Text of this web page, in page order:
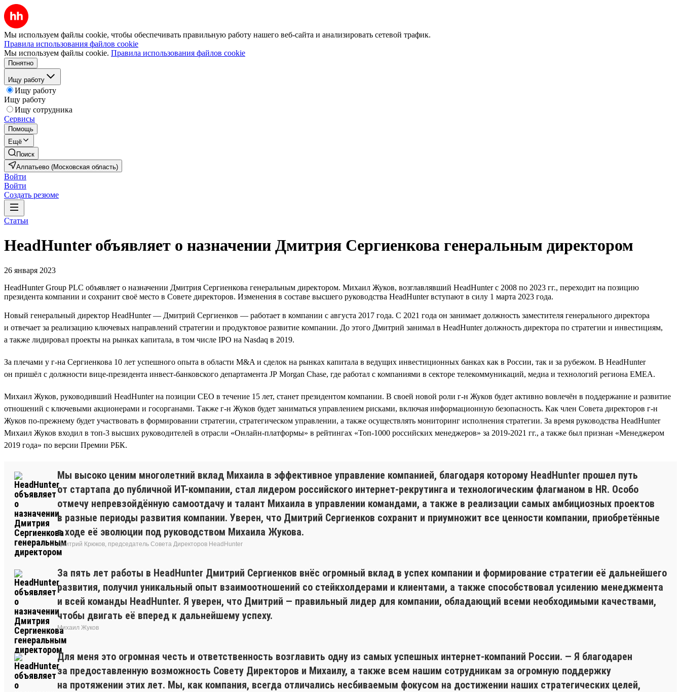
Мы используем файлы cookie, чтобы обеспечивать правильную работу нашего веб-сайта и анализировать сетевой трафик.
Правила использования файлов cookie
Мы используем файлы cookie. Правила использования файлов cookie
Понятно
Ищу работу
Ищу работу
Ищу работу
Ищу сотрудника
Сервисы
Помощь
Ещё
Поиск
Алпатьево (Московская область)
Войти
Войти
Создать резюме
Статьи
HeadHunter объявляет о назначении Дмитрия Сергиенкова генеральным директором
26 января 2023
HeadHunter Group PLC объявляет о назначении Дмитрия Сергиенкова генеральным директором. Михаил Жуков, возглавлявший HeadHunter с 2008 по 2023 гг., переходит на позицию
президента компании и сохранит своё место в Совете директоров. Изменения в составе высшего руководства HeadHunter вступают в силу 1 марта 2023 года.
Новый генеральный директор HeadHunter — Дмитрий Сергиенков — работает в компании с августа 2017 года. C 2021 года он занимает должность заместителя генерального директора
и отвечает за реализацию ключевых направлений стратегии и продуктовое развитие компании. До этого Дмитрий занимал в HeadHunter должность директора по стратегии и инвестициям,
а также лидировал проекты на рынках капитала, в том числе IPO на Nasdaq в 2019.
За плечами у г-на Сергиенкова 10 лет успешного опыта в области M&A и сделок на рынках капитала в ведущих инвестиционных банках как в России, так и за рубежом. В HeadHunter
он пришёл с должности вице-президента инвест-банковского департамента JP Morgan Chase, где работал с компаниями в секторе телекоммуникаций, медиа и технологий региона EMEA.
Михаил Жуков, руководивший HeadHunter на позиции CEO в течение 15 лет, станет президентом компании. В своей новой роли г-н Жуков будет активно вовлечён в поддержание и развитие
отношений с ключевыми акционерами и госорганами. Также г-н Жуков будет заниматься управлением рисками, включая информационную безопасность. Как член Совета директоров г-н
Жуков по-прежнему будет участвовать в формировании стратегии, стратегическом управлении, а также осуществлять мониторинг исполнения стратегии. За время руководства HeadHunter
Михаил Жуков входил в топ-3 высших руководителей в отрасли «Онлайн-платформы» в рейтингах «Топ-1000 российских менеджеров» за 2019-2021 гг., а также был признан «Менеджером
2019 года» по версии Премии РБК.
Мы высоко ценим многолетний вклад Михаила в эффективное управление компанией, благодаря которому HeadHunter прошел путь
от стартапа до публичной ИТ-компании, стал лидером российского интернет-рекрутинга и технологическим флагманом в HR. Особо
отмечу непревзойдённую самоотдачу и талант Михаила в управлении командами, а также в реализации самых амбициозных проектов
в разные периоды развития компании. Уверен, что Дмитрий Сергиенков сохранит и приумножит все ценности компании, приобретённые
в ходе её эволюции под руководством Михаила Жукова.
Дмитрий Крюков, председатель Совета Директоров HeadHunter
За пять лет работы в HeadHunter Дмитрий Сергиенков внёс огромный вклад в успех компании и формирование стратегии её дальнейшего
развития, получил уникальный опыт взаимоотношений со стейкхолдерами и клиентами, а также способствовал усилению менеджмента
и всей команды HeadHunter. Я уверен, что Дмитрий — правильный лидер для компании, обладающий всеми необходимыми качествами,
чтобы двигать её вперед к дальнейшему успеху.
Михаил Жуков
Для меня это огромная честь и ответственность возглавить одну из самых успешных интернет-компаний России. — Я благодарен
за предоставленную возможность Совету Директоров и Михаилу, а также всем нашим сотрудникам за огромную поддержку
на протяжении этих лет. Мы, как компания, всегда отличались несбиваемым фокусом на достижении наших стратегических целей,